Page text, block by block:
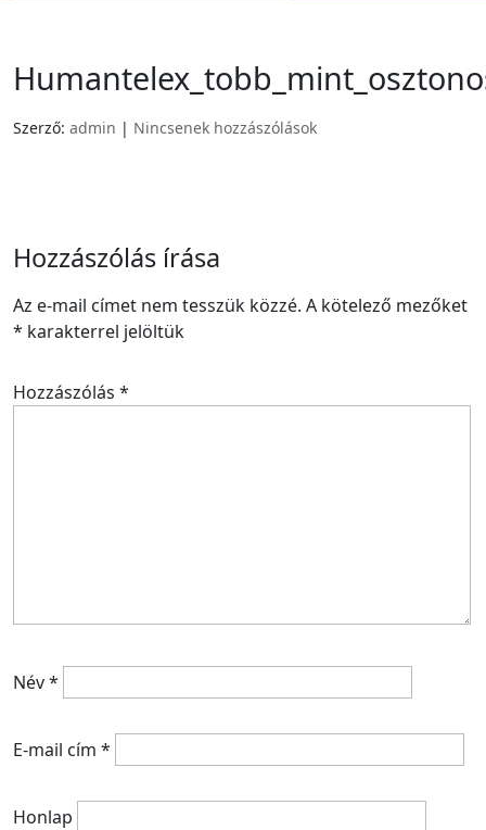
Szerző: admin | Nincsenek hozzászólások
Hozzászólás írása
Az e-mail címet nem tesszük közzé. A kötelező mezőket
* karakterrel jelöltük
Hozzászólás *
Név*
E-mail cím *
Honlap